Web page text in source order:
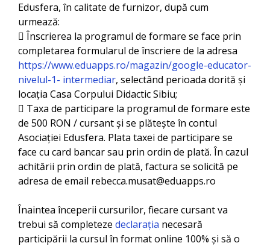
Edusfera, în calitate de furnizor, după cum
urmează:
 Înscrierea la programul de formare se face prin
completarea formularul de înscriere de la adresa
https://www.eduapps.ro/magazin/google-educator-
nivelul-1- intermediar, selectând perioada dorită și
locația Casa Corpului Didactic Sibiu;
 Taxa de participare la programul de formare este
de 500 RON / cursant și se plătește în contul
Asociației Edusfera. Plata taxei de participare se
face cu card bancar sau prin ordin de plată. În cazul
achitării prin ordin de plată, factura se solicită pe
adresa de email rebecca.musat@eduapps.ro
Înaintea începerii cursurilor, fiecare cursant va
trebui să completeze declarația necesară
participării la cursul în format online 100% și să o